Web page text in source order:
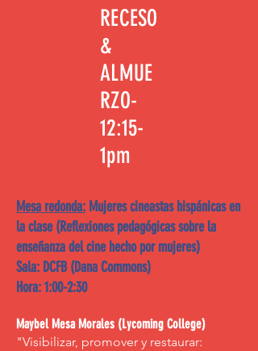
RECESO
&
ALMUE
RZO-
12:15-
1pm
Mesa redonda: Mujeres cineastas hispánicas en
la clase (Reflexiones pedagógicas sobre la
enseñanza del cine hecho por mujeres)
Sala: DCFB (Dana Commons)
Hora: 1:00-2:30
Maybel Mesa Morales (Lycoming College)
"Visibilizar, promover y restaurar: